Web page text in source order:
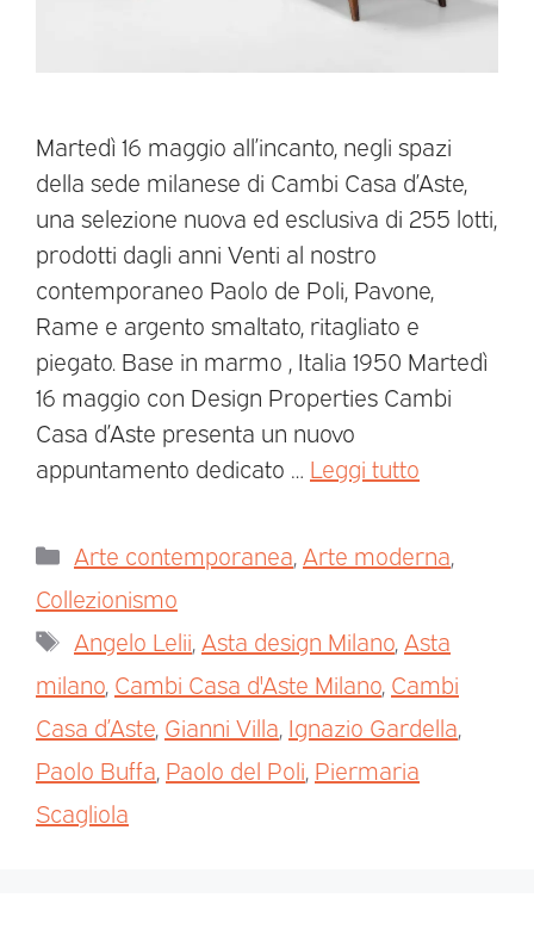
Martedì 16 maggio all’incanto, negli spazi
della sede milanese di Cambi Casa d’Aste,
una selezione nuova ed esclusiva di 255 lotti,
prodotti dagli anni Venti al nostro
contemporaneo Paolo de Poli, Pavone,
Rame e argento smaltato, ritagliato e
piegato. Base in marmo , Italia 1950 Martedì
16 maggio con Design Properties Cambi
Casa d’Aste presenta un nuovo
appuntamento dedicato … Leggi tutto
Arte contemporanea Arte moderna
Collezionismo
Angelo Lelii Asta design Milano Asta
milano Cambi Casa d'Aste Milano Cambi
Casa d’Aste Gianni Villa Ignazio Gardella
Paolo Buffa Paolo del Poli Piermaria
Scagliola